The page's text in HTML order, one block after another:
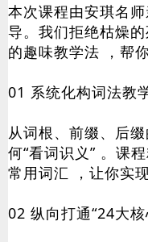
本次课程由安琪名
导。我们拒绝枯燥
的趣味教学法 ，帮
01 系统化构词法教
从词根、前缀、后
何“看词识义” 。课
常用词汇 ，让你实
02 纵向打通“24大